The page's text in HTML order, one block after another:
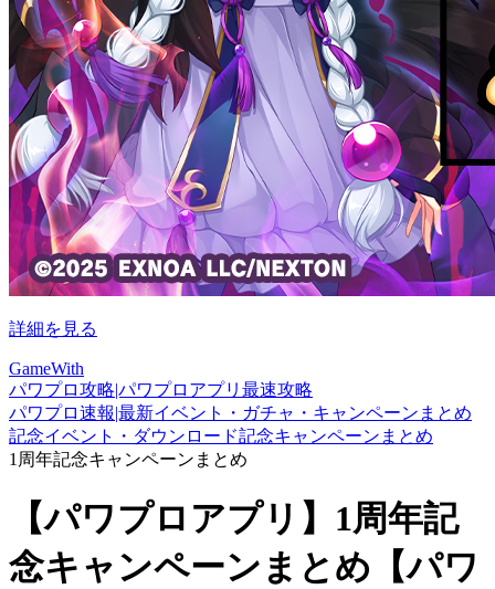
詳細を見る
GameWith
パワプロ攻略|パワプロアプリ最速攻略
パワプロ速報|最新イベント・ガチャ・キャンペーンまとめ
記念イベント・ダウンロード記念キャンペーンまとめ
1周年記念キャンペーンまとめ
【パワプロアプリ】1周年記
念キャンペーンまとめ【パワ